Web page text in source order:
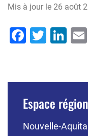
Mis à jour le 26 août
Espace
Nouvelle-